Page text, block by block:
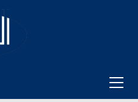
Menu